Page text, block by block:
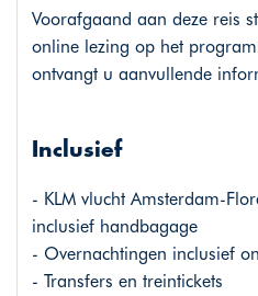
Voorafgaand aan deze reis
online lezing op het
ontvangt u aanvullende
Inclusief
- KLM vlucht Amsterdam-
inclusief handbagage
- Overnachtingen inclusief
- Transfers en treintickets